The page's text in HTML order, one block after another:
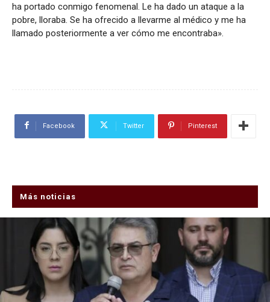
ha portado conmigo fenomenal. Le ha dado un ataque a la
pobre, lloraba. Se ha ofrecido a llevarme al médico y me ha
llamado posteriormente a ver cómo me encontraba».
Facebook Twitter Pinterest
Más noticias